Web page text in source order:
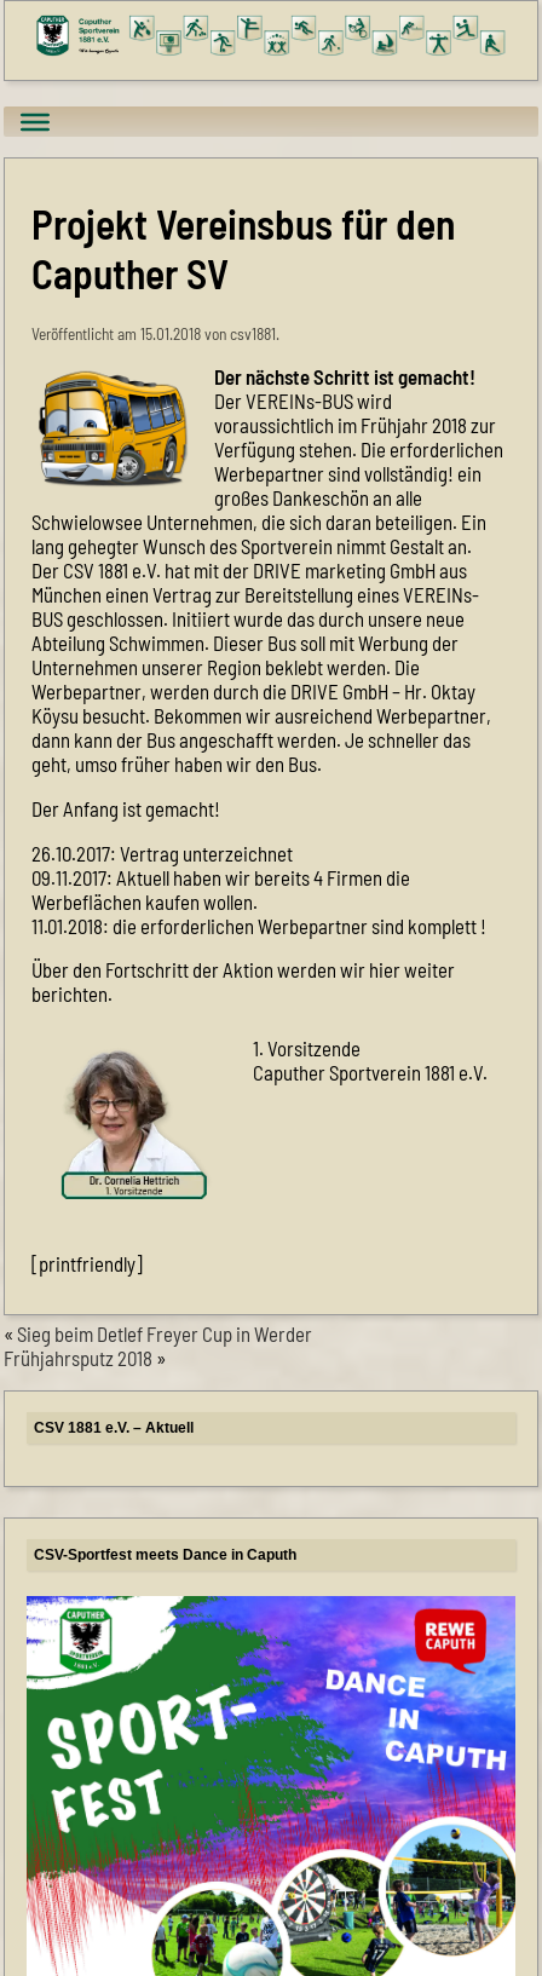
Projekt Vereinsbus für den
Caputher SV
Veröffentlicht am 15.01.2018 von csv1881.
Der nächste Schritt ist gemacht!
Der VEREINs-BUS wird
voraussichtlich im Frühjahr 2018 zur
Verfügung stehen. Die erforderlichen
Werbepartner sind vollständig! ein
großes Dankeschön an alle
Schwielowsee Unternehmen, die sich daran beteiligen. Ein
lang gehegter Wunsch des Sportverein nimmt Gestalt an.
Der CSV 1881 e.V. hat mit der DRIVE marketing GmbH aus
München einen Vertrag zur Bereitstellung eines VEREINs-
BUS geschlossen. Initiiert wurde das durch unsere neue
Abteilung Schwimmen. Dieser Bus soll mit Werbung der
Unternehmen unserer Region beklebt werden. Die
Werbepartner, werden durch die DRIVE GmbH – Hr. Oktay
Köysu besucht. Bekommen wir ausreichend Werbepartner,
dann kann der Bus angeschafft werden. Je schneller das
geht, umso früher haben wir den Bus.
Der Anfang ist gemacht!
26.10.2017: Vertrag unterzeichnet
09.11.2017: Aktuell haben wir bereits 4 Firmen die
Werbeflächen kaufen wollen.
11.01.2018: die erforderlichen Werbepartner sind komplett !
Über den Fortschritt der Aktion werden wir hier weiter
berichten.
1. Vorsitzende
Caputher Sportverein 1881 e.V.
[printfriendly]
«Sieg beim Detlef Freyer Cup in Werder
Frühjahrsputz 2018 »
CSV 1881 e.V. – Aktuell
CSV-Sportfest meets Dance in Caputh